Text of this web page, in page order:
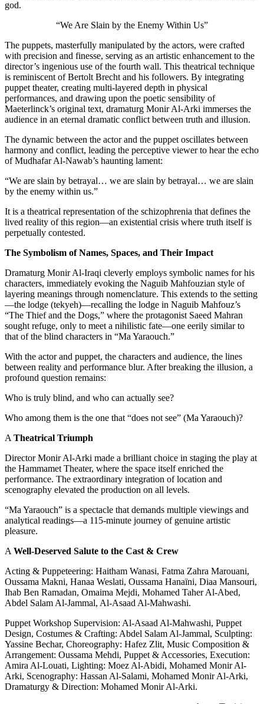
The puppets,
with precision
director’s
is reminiscent
puppet theater,
performances,
Maeterlinck’s
audience in an
The dynamic
harmony and
“We are slain
It is a theatrical
lived reality of
The
Dramaturg
characters,
layering
—the lodge
“The Thief and
sought refuge,
With the actor
between reality
Who among
Director Monir
the Hammamet
performance.
“Ma Yaraouch”
analytical
Acting &
Oussama
Ihab Ben
Puppet
Design,
Yassine
Arrangement:
Amira Al-
Arki,